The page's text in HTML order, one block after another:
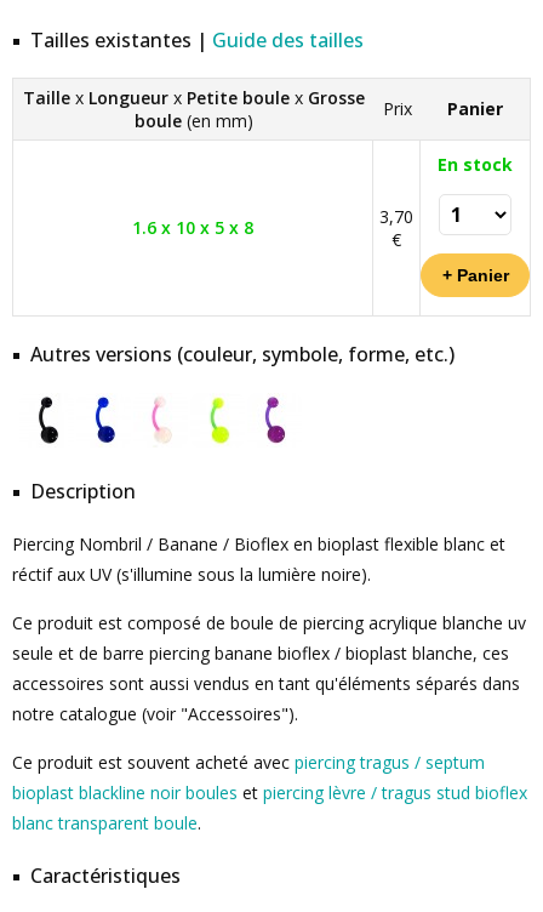
Tailles existantes | Guide des tailles
Taille x Longueur x Petite boule x Grosse
boule (en mm)
Prix Panier
1.6 x 10 x 5 x 8
3,70
€
En stock
Autres versions (couleur, symbole, forme, etc.)
Description
Piercing Nombril / Banane / Bioflex en bioplast flexible blanc et
réctif aux UV (s'illumine sous la lumière noire).
Ce produit est composé de boule de piercing acrylique blanche uv
seule et de barre piercing banane bioflex / bioplast blanche, ces
accessoires sont aussi vendus en tant qu'éléments séparés dans
notre catalogue (voir "Accessoires").
Ce produit est souvent acheté avec piercing tragus / septum
bioplast blackline noir boules et piercing lèvre / tragus stud bioflex
blanc transparent boule.
Caractéristiques